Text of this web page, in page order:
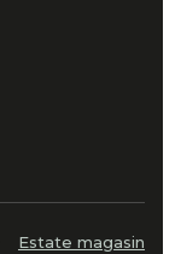
Estate magasin